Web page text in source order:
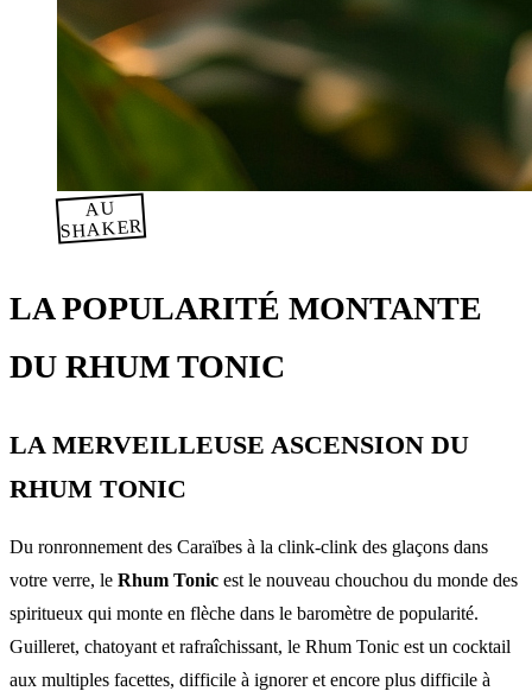
AU
SHAKER
LA POPULARITÉ MONTANTE
DU RHUM TONIC
LA MERVEILLEUSE ASCENSION DU
RHUM TONIC
Du ronronnement des Caraïbes à la clink-clink des glaçons dans
votre verre, le Rhum Tonic est le nouveau chouchou du monde des
spiritueux qui monte en flèche dans le baromètre de popularité.
Guilleret, chatoyant et rafraîchissant, le Rhum Tonic est un cocktail
aux multiples facettes, difficile à ignorer et encore plus difficile à